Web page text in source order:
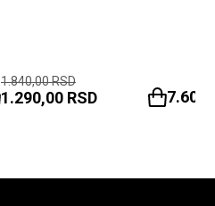
1.840,00RSD
1.290,00 RSD